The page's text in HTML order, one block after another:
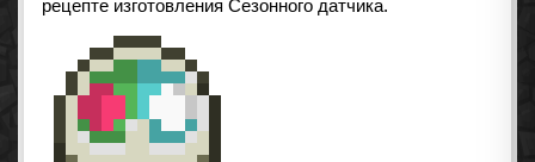
рецепте изготовления Сезонного датчика.